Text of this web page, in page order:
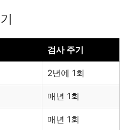
검사 주기
2년에 1회
매년 1회
매년 1회